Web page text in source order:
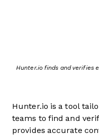
Hunter.io finds and verifies
Hunter.io is a tool
teams to find and
provides accurate